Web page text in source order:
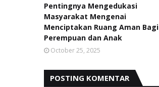
Pentingnya Mengedukasi
Masyarakat Mengenai
Menciptakan Ruang Aman Bagi
Perempuan dan Anak
October 25, 2025
POSTING KOMENTAR